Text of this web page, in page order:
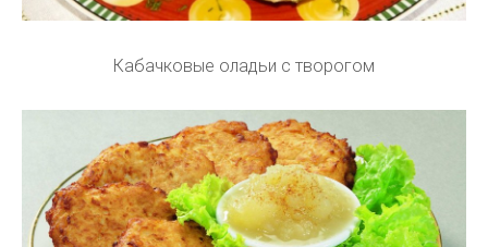
Кабачковые оладьи с творогом